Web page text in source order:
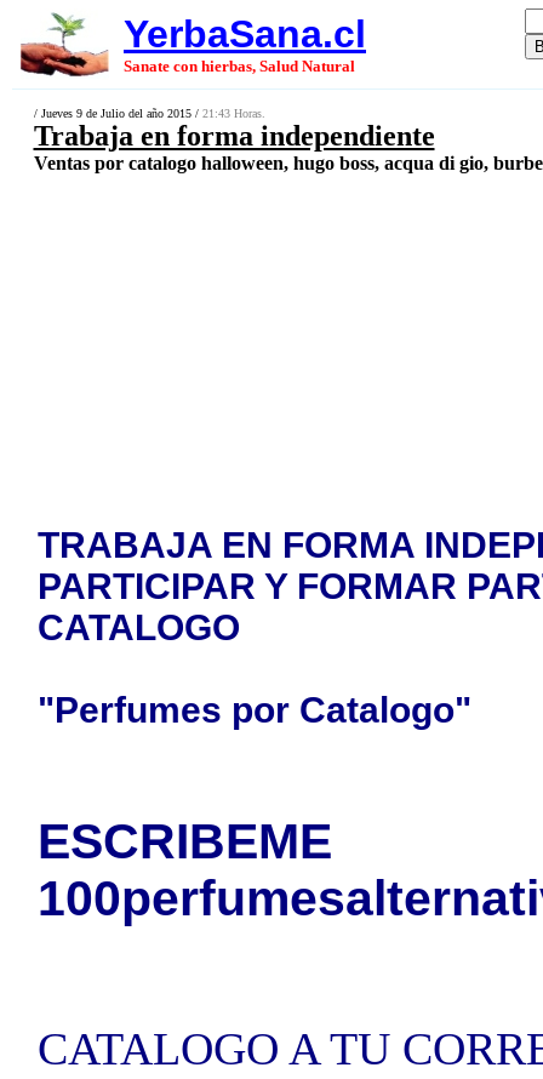
YerbaSana.cl
Sanate con hierbas, Salud Natural
/ Jueves 9 de Julio del año 2015 / 21:43 Horas.
Trabaja en forma independiente
Ventas por catalogo halloween, hugo boss, acqua di gio,
TRABAJA EN FORMA
PARTICIPAR Y FORMAR
CATALOGO
"Perfumes por Catalogo"
ESCRIBEME
CATALOGO A TU